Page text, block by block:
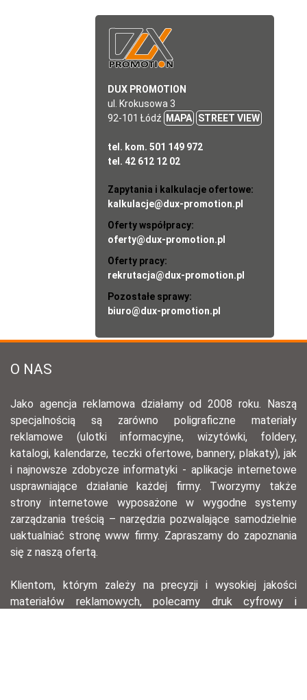
DUX PROMOTION
ul. Krokusowa 3
92-101 Łódź
MAPA STREET VIEW
tel. kom. 501 149 972
tel. 42 612 12 02
Zapytania i kalkulacje ofertowe:
kalkulacje@dux-promotion.pl
Oferty współpracy:
oferty@dux-promotion.pl
Oferty pracy:
rekrutacja@dux-promotion.pl
Pozostałe sprawy:
biuro@dux-promotion.pl
O NAS
Jako agencja reklamowa działamy od 2008 roku. Naszą
specjalnością są zarówno poligraficzne materiały
reklamowe (ulotki informacyjne, wizytówki, foldery,
katalogi, kalendarze, teczki ofertowe, bannery, plakaty), jak
i najnowsze zdobycze informatyki - aplikacje internetowe
usprawniające działanie każdej firmy. Tworzymy także
strony internetowe wyposażone w wygodne systemy
zarządzania treścią – narzędzia pozwalające samodzielnie
uaktualniać stronę www firmy. Zapraszamy do zapoznania
się z naszą ofertą.
Klientom, którym zależy na precyzji i wysokiej jakości
materiałów reklamowych, polecamy druk cyfrowy i